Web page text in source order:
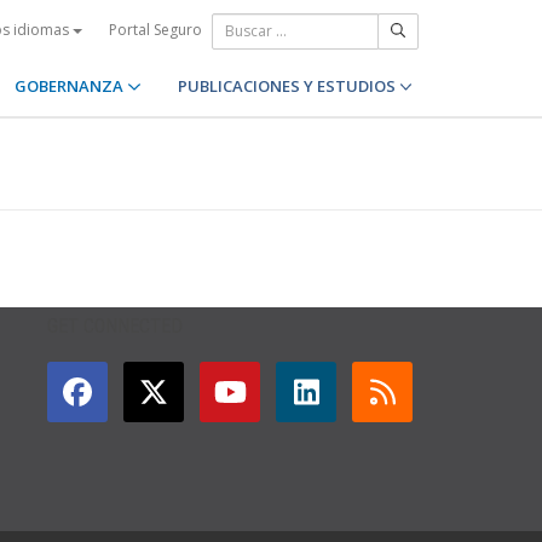
idiomas Portal Seguro
GOBERNANZA PUBLICACIONES Y ESTUDIOS